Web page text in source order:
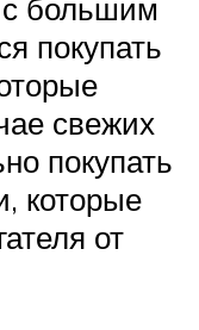
большим
покупать
свежих
покупать
которые
от